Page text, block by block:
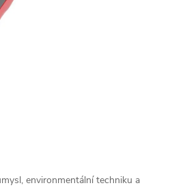
environmentální techniku a